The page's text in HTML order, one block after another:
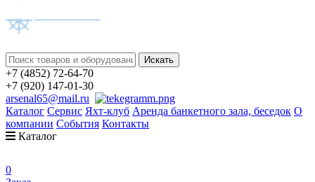
+7 (4852) 72-64-70
+7 (920) 147-01-30
arsenal65@mail.ru
Каталог Сервис Яхт-клуб Аренда банкетного зала, беседок О
компании События Контакты
Каталог
0